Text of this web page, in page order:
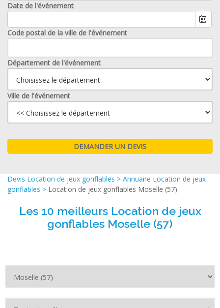
Date de l'événement
Code postal de la ville de l'événement
Département de l'événement
Ville de l'événement
Devis Location de jeux gonflables > Annuaire Location de jeux
gonflables > Location de jeux gonflables Moselle (57)
Les 10 meilleurs Location de jeux
gonflables Moselle (57)